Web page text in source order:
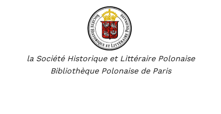
la Société Historique et Littéraire Polonaise
Bibliothèque Polonaise de Paris